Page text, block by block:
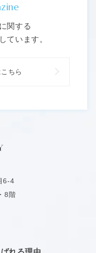
関する
ています。
ちら
6-4
8階